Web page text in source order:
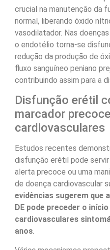
crucial na manutenção da
normal, liberando óxido
vasodilatador. Nas
o endotélio torna-se
redução da produção de
fluxo sanguíneo peniano
contribuindo assim para a
Disfunção erétil
marcador
cardiovasculares
Estudos recentes
disfunção erétil pode
alerta precoce ou uma
de doença cardiovascular
evidências sugerem que
DE pode preceder o
cardiovasculares
anos.